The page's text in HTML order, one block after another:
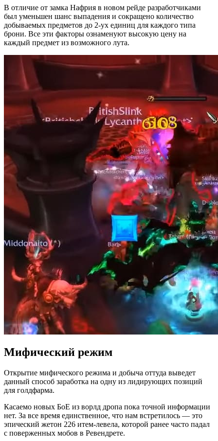
В отличие от замка Нафрия в новом рейде разработчиками
был уменьшен шанс выпадения и сокращено количество
добываемых предметов до 2-ух единиц для каждого типа
брони. Все эти факторы ознаменуют высокую цену на
каждый предмет из возможного лута.
Мифический режим
Открытие мифического режима и добыча оттуда выведет
данный способ заработка на одну из лидирующих позиций
для голдфарма.
Касаемо новых БоЕ из ворлд дропа пока точной информации
нет. За все время единственное, что нам встретилось — это
эпический жетон 226 итем-левела, которой ранее часто падал
с поверженных мобов в Ревендрете.